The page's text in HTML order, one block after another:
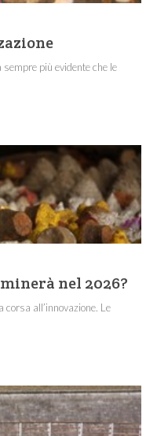
più evidente che le
nel 2026?
all’innovazione. Le